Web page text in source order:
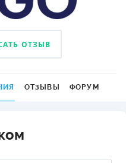
ОТЗЫВ
ОТЗЫВЫ ФОРУМ